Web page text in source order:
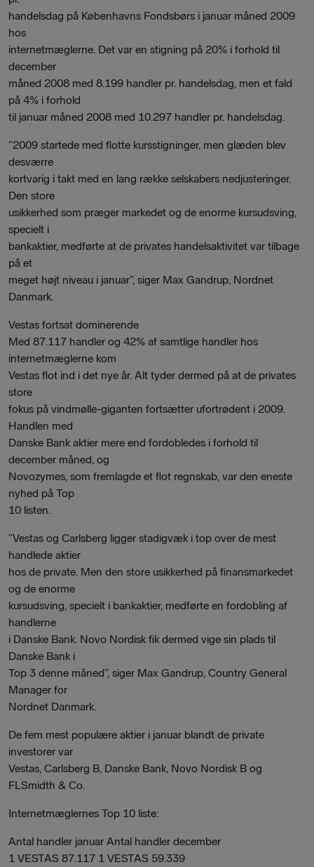
handelsdag på Københavns Fondsbørs i januar måned 2009
hos
internetmæglerne. Det var en stigning på 20% i forhold til
december
måned 2008 med 8.199 handler pr. handelsdag, men et fald
på 4% i forhold
til januar måned 2008 med 10.297 handler pr. handelsdag.
”2009 startede med flotte kursstigninger, men glæden blev
desværre
kortvarig i takt med en lang række selskabers nedjusteringer.
Den store
usikkerhed som præger markedet og de enorme kursudsving,
specielt i
bankaktier, medførte at de privates handelsaktivitet var tilbage
på et
meget højt niveau i januar”, siger Max Gandrup, Nordnet
Danmark.
Vestas fortsat dominerende
Med 87.117 handler og 42% af samtlige handler hos
internetmæglerne kom
Vestas flot ind i det nye år. Alt tyder dermed på at de privates
store
fokus på vindmølle-giganten fortsætter ufortrødent i 2009.
Handlen med
Danske Bank aktier mere end fordobledes i forhold til
december måned, og
Novozymes, som fremlagde et flot regnskab, var den eneste
nyhed på Top
10 listen.
”Vestas og Carlsberg ligger stadigvæk i top over de mest
handlede aktier
hos de private. Men den store usikkerhed på finansmarkedet
og de enorme
kursudsving, specielt i bankaktier, medførte en fordobling af
handlerne
i Danske Bank. Novo Nordisk fik dermed vige sin plads til
Danske Bank i
Top 3 denne måned”, siger Max Gandrup, Country General
Manager for
Nordnet Danmark.
De fem mest populære aktier i januar blandt de private
investorer var
Vestas, Carlsberg B, Danske Bank, Novo Nordisk B og
FLSmidth & Co.
Internetmæglernes Top 10 liste:
Antal handler januar Antal handler december
1 VESTAS 87.117 1 VESTAS 59.339